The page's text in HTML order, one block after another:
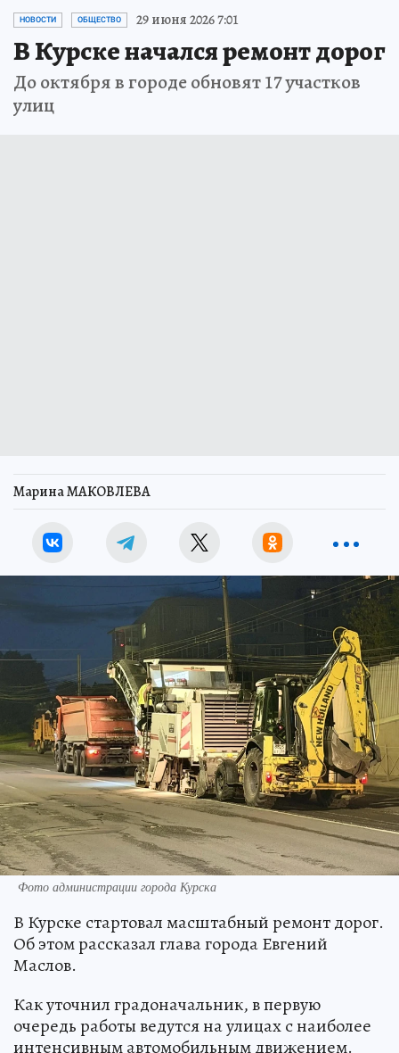
НОВОСТИ ОБЩЕСТВО 29 июня 2026 7:01
В Курске начался ремонт дорог
До октября в городе обновят 17 участков
улиц
Марина МАКОВЛЕВА
Фото администрации города Курска
В Курске стартовал масштабный ремонт дорог.
Об этом рассказал глава города Евгений
Маслов.
Как уточнил градоначальник, в первую
очередь работы ведутся на улицах с наиболее
интенсивным автомобильным движением.